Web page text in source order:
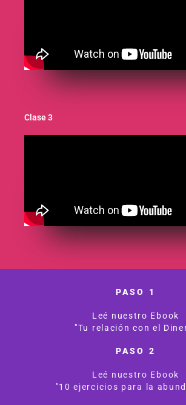
Clase 3
PASO 1
Leé nuestro Ebook
"Tu relación con el
PASO 2
Leé nuestro Ebook
"10 ejercicios para la